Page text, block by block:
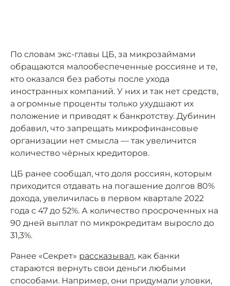
По словам экс-главы ЦБ, за микрозаймами
обращаются малообеспеченные россияне и те,
кто оказался без работы после ухода
иностранных компаний. У них и так нет средств,
а огромные проценты только ухудшают их
положение и приводят к банкротству. Дубинин
добавил, что запрещать микрофинансовые
организации нет смысла — так увеличится
количество чёрных кредиторов.
ЦБ ранее сообщал, что доля россиян, которым
приходится отдавать на погашение долгов 80%
дохода, увеличилась в первом квартале 2022
года с 47 до 52%. А количество просроченных на
90 дней выплат по микрокредитам выросло до
31,3%.
Ранее «Секрет» рассказывал, как банки
стараются вернуть свои деньги любыми
способами. Например, они придумали уловки,